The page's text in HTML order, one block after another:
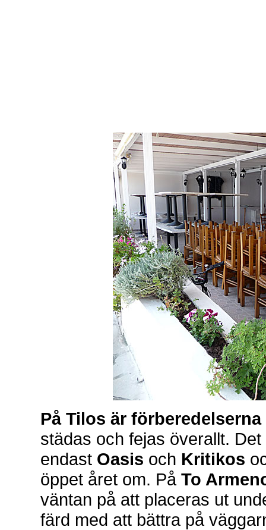
På Tilos är
städas och fejas överallt.
endast Oasis och Kritikos
öppet året om. På To
väntan på att placeras ut
färd med att bättra på